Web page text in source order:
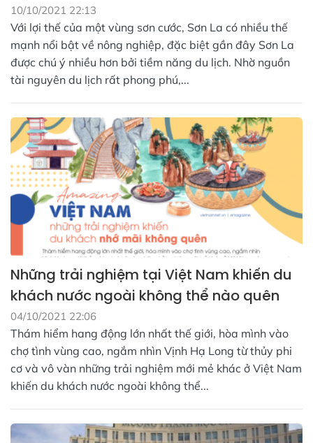
10/10/2021 22:13
Với lợi thế của một vùng sơn cước, Sơn La có nhiều thế
mạnh nổi bật về nông nghiệp, đặc biệt gần đây Sơn La
được chú ý nhiều hơn bởi tiềm năng du lịch. Nhờ nguồn
tài nguyên du lịch rất phong phú,...
Những trải nghiệm tại Việt Nam khiến du
khách nước ngoài không thể nào quên
04/10/2021 22:06
Thám hiểm hang động lớn nhất thế giới, hòa mình vào
chợ tình vùng cao, ngắm nhìn Vịnh Hạ Long từ thủy phi
cơ và vô vàn những trải nghiệm mới mẻ khác ở Việt Nam
khiến du khách nước ngoài không thể...